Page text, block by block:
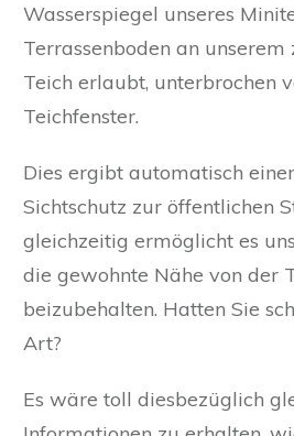
Wasserspiegel unseres
Terrassenboden an unserem
Teich erlaubt, unterbrochen
Teichfenster.
Dies ergibt automatisch
Sichtschutz zur öffentlichen
gleichzeitig ermöglicht es uns
die gewohnte Nähe von der
beizubehalten. Hatten Sie
Art?
Es wäre toll diesbezüglich